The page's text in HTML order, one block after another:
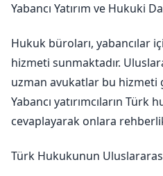
Yabancı Yatırım ve Hukuki
Hukuk büroları, yabancılar
hizmeti sunmaktadır.
uzman avukatlar bu hizmeti
Yabancı yatırımcıların Türk
cevaplayarak onlara
Türk Hukukunun